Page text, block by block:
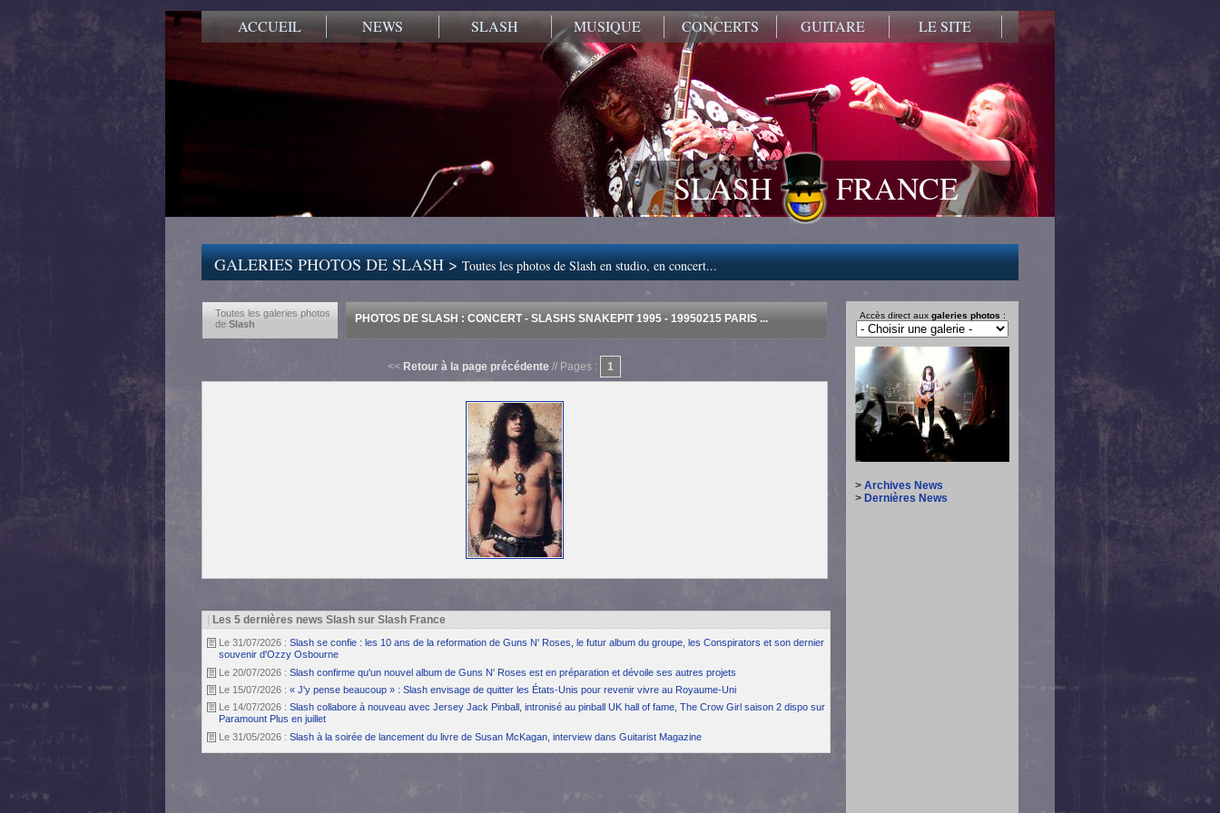
ACCUEIL NEWS SLASH MUSIQUE CONCERTS GUITARE LE SITE
SLASH FRANCE
GALERIES PHOTOS DE SLASH >Toutes les photos de Slash en studio, en concert...
Toutes les galeries photos
de Slash PHOTOS DE SLASH : CONCERT - SLASHS SNAKEPIT 1995 - 19950215 PARIS ...
<< Retour à la page précédente // Pages : 1
Les 5 dernières news Slash sur Slash France
Le 31/07/2026 : Slash se confie : les 10 ans de la reformation de Guns N' Roses, le futur album du groupe, les Conspirators et son dernier
souvenir d'Ozzy Osbourne
Le 20/07/2026 : Slash confirme qu'un nouvel album de Guns N' Roses est en préparation et dévoile ses autres projets
Le 15/07/2026 : « J'y pense beaucoup » : Slash envisage de quitter les États-Unis pour revenir vivre au Royaume-Uni
Le 14/07/2026 : Slash collabore à nouveau avec Jersey Jack Pinball, intronisé au pinball UK hall of fame, The Crow Girl saison 2 dispo sur
Paramount Plus en juillet
Le 31/05/2026 : Slash à la soirée de lancement du livre de Susan McKagan, interview dans Guitarist Magazine
Accès direct aux galeries photos :
> Archives News
> Dernières News